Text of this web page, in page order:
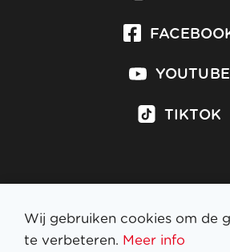
YOUTUBE
TIKTOK
Inschrijven op
Wij gebruiken cookies om de
te verbeteren. Meer info